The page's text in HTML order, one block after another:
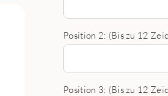
Position 2: (Bis zu 12
Position 3: (Bis zu 12